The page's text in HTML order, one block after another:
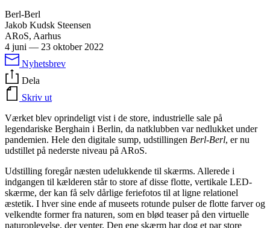
Berl-Berl
Jakob Kudsk Steensen
ARoS, Aarhus
4 juni — 23 oktober 2022
Nyhetsbrev
Dela
Skriv ut
Værket blev oprindeligt vist i de store, industrielle sale på
legendariske Berghain i Berlin, da natklubben var nedlukket under
pandemien. Hele den digitale sump, udstillingen Berl-Berl, er nu
udstillet på nederste niveau på ARoS.
Udstilling foregår næsten udelukkende til skærms. Allerede i
indgangen til kælderen står to store af disse flotte, vertikale LED-
skærme, der kan få selv dårlige feriefotos til at ligne relationel
æstetik. I hver sine ende af museets rotunde pulser de flotte farver og
velkendte former fra naturen, som en blød teaser på den virtuelle
naturoplevelse, der venter. Den ene skærm har dog et par store